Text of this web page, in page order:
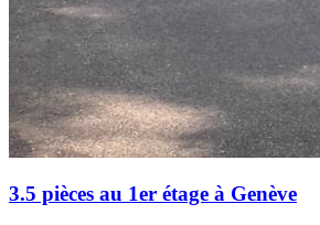
3.5 pièces au 1er étage à Genève